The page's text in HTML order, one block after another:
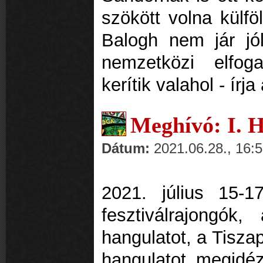
szökött volna
Balogh nem jár
nemzetközi
kerítik valahol -
Meghívó: I.
Dátum: 2021.06.28.,
2021. július 15-
hangulatot, a